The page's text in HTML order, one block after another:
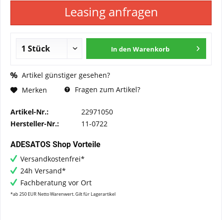
Leasing anfragen
In den Warenkorb
Artikel günstiger gesehen?
Merken
Fragen zum Artikel?
Artikel-Nr.:
22971050
Hersteller-Nr.:
11-0722
ADESATOS Shop Vorteile
Versandkostenfrei*
24h Versand*
Fachberatung vor Ort
*ab 250 EUR Netto Warenwert. Gilt für Lagerartikel